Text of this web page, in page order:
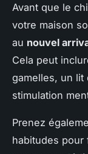
Avant que le
votre maison
au nouvel
Cela peut
gamelles, un lit
stimulation
Prenez
habitudes pour